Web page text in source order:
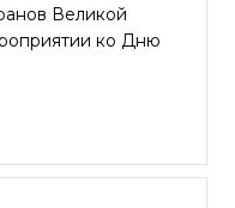
Великой
ко Дню